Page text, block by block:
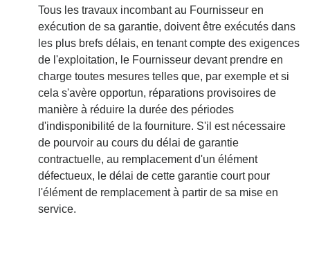
Tous les travaux incombant au Fournisseur en
exécution de sa garantie, doivent être exécutés dans
les plus brefs délais, en tenant compte des exigences
de l'exploitation, le Fournisseur devant prendre en
charge toutes mesures telles que, par exemple et si
cela s'avère opportun, réparations provisoires de
manière à réduire la durée des périodes
d'indisponibilité de la fourniture. S'il est nécessaire
de pourvoir au cours du délai de garantie
contractuelle, au remplacement d'un élément
défectueux, le délai de cette garantie court pour
l'élément de remplacement à partir de sa mise en
service.